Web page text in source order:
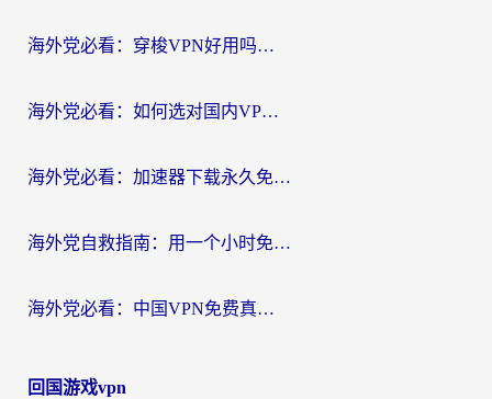
海外党必看：穿梭VPN好用吗？和云帆VPN对比哪个回国效果更好？附真实测评+避坑指南
海外党必看：如何选对国内VPN，实现无缝访问国内资源？
海外党必看：加速器下载永久免费版真的存在吗？教你无缝访问国内资源的正确姿势
海外党自救指南：用一个小时免费加速器，轻松打破国内资源访问壁垒？
海外党必看：中国VPN免费真的靠谱吗？手把手教你选对回国加速器
回国游戏vpn